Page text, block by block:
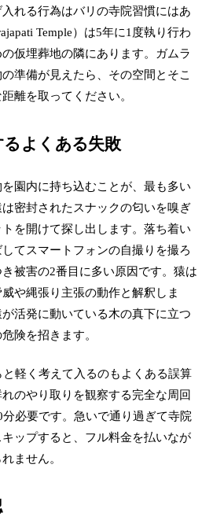
れる行為はバリの寺院習慣にはあ
Temple）は5年に1度執り行わ
仮埋葬地の隣にあります。ガムラ
準備が見えたら、その空間とそこ
離を取ってください。
よくある失敗
園内に持ち込むことが、最も多い
密封されたスナックの匂いを嗅ぎ
を開けて探し出します。落ち着い
てスマートフォンの自撮りを撮ろ
被害の2番目に多い原因です。猿は
や縄張り主張の動作と解釈しま
活発に動いている木の真下に立つ
険を招きます。
軽く考えて入るのもよくある誤算
のやり取りを観察する完全な周回
必要です。急いで通り過ぎて寺院
ップすると、フル料金を払いなが
ません。